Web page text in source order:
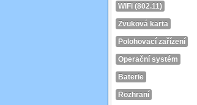
WiFi (802.11)
Zvuková karta
Polohovací zařízení
Operační systém
Baterie
Rozhraní